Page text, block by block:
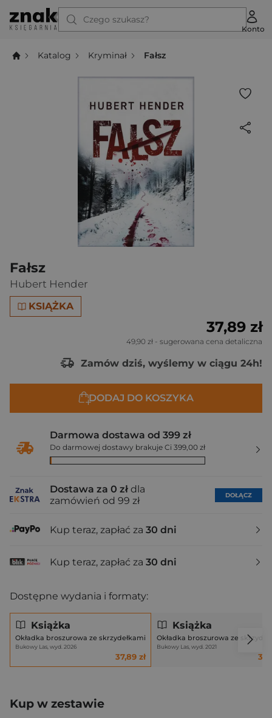
Czego szukasz?
Konto
Katalog Kryminał Fałsz
Fałsz
Hubert Hender
KSIĄŻKA
37,89 zł
49,90 zł - sugerowana cena detaliczna
Zamów dziś, wyślemy w ciągu 24h!
DODAJ DO KOSZYKA
Darmowa dostawa od 399 zł
Do darmowej dostawy brakuje Ci 399,00 zł
Dostawa za 0 zł dla
zamówień od 99 zł
DOŁĄCZ
Kup teraz, zapłać za 30 dni
Kup teraz, zapłać za 30 dni
Dostępne wydania i formaty:
Książka
Okładka broszurowa ze skrzydełkami
Bukowy Las, wyd. 2026
37,89 zł
Książka
Okładka broszurowa ze
Bukowy Las, wyd. 2021
Kup w zestawie